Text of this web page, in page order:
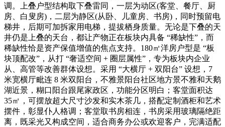
调。上叠户型结构取下叠雷同，一层为动区(客堂、餐厅、厨
房、白叟房)，二层为静区(从卧、儿童房、书房)，同时预留电
梯井，后期可加拆家用电梯，提拔栖身质量。无论是下叠的天
井仍是上叠的天台，都让产物正在板块内具备 “稀缺性”，而
稀缺性恰是资产保值增值的焦点支持。180㎡洋房户型是 “板
块顶配改”，从打 “奢适空间 + 圈层属性”，专为板块内企业
从、高管等改善群体设想。采用 “大横厅 + 双阳台” 设想，7
米宽横厅毗连 8 米双阳台，不雅景阳台社区地方景不雅和天鹅
湖近景，糊口阳台跟尾家政区，功能分区明白；客堂面积达
35㎡，可摆放超大尺寸沙发和实木茶几，搭配定制酒柜和艺术
摆件，彰显仆人格调；客堂取书房相连，书房采用玻璃隔绝距
离，既采光又构成空间，适合商务办公或欢迎客户，完满适配